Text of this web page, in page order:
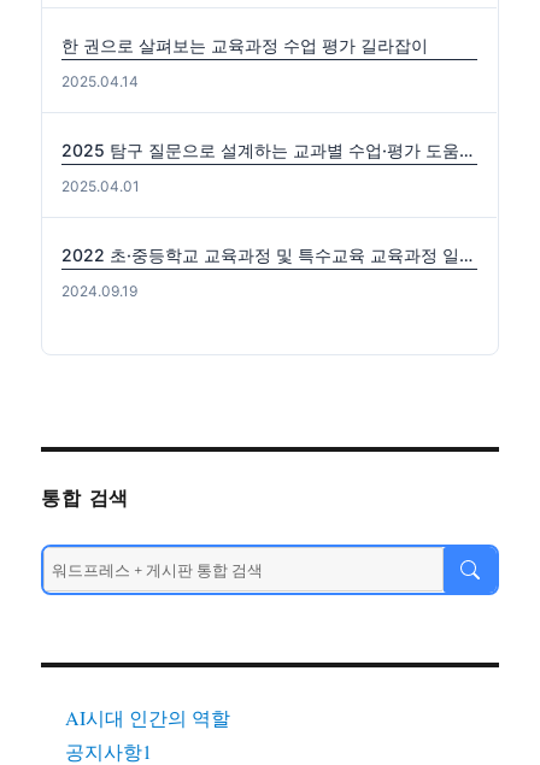
한 권으로 살펴보는 교육과정 수업 평가 길라잡이
2025.04.14
2025 탐구 질문으로 설계하는 교과별 수업·평가 도움자료(국수사과)
2025.04.01
2022 초·중등학교 교육과정 및 특수교육 교육과정 일부개정 고시 (2024-0816) 출처: https://edutown.tistory.com/1594 [초등교육마을2:티스토리]
2024.09.19
통합 검색
AI시대 인간의 역할
공지사항1